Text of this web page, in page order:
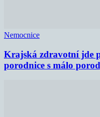
Nemocnice
Krajská zdravotní jde
porodnice s málo